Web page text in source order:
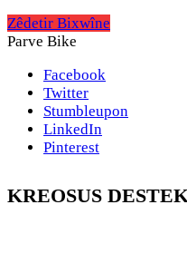
Zêdetir Bixwîne
Parve Bike
Facebook
Twitter
Stumbleupon
LinkedIn
Pinterest
KREOSUS DESTEK